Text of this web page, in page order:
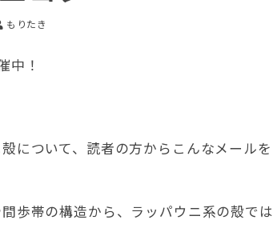
もりたき
中！
について、読者の方からこんなメールを
歩帯の構造から、ラッパウニ系の殻では